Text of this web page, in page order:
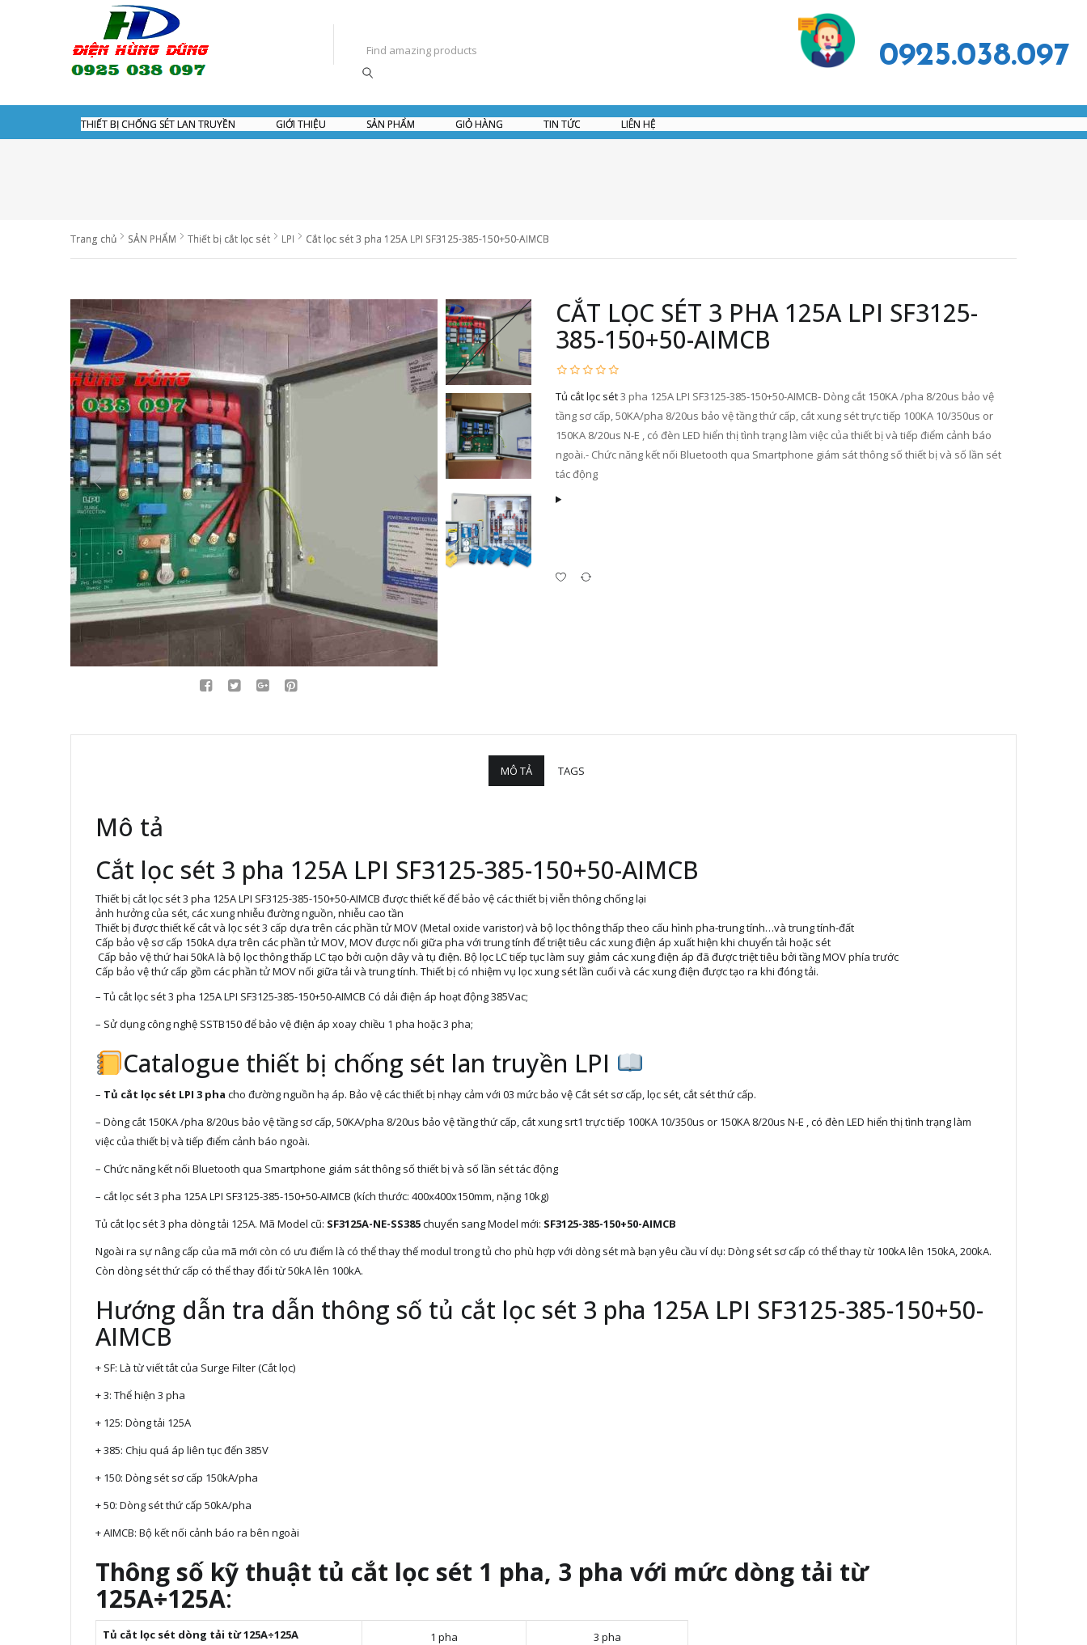
0925.038.097
THIẾT BỊ CHỐNG SÉT LAN TRUYỀN GIỚI THIỆU SẢN PHẨM GIỎ HÀNG TIN TỨC LIÊN HỆ
Trang chủ SẢN PHẨM Thiết bị cắt lọc sét LPI Cắt lọc sét 3 pha 125A LPI SF3125-385-150+50-AIMCB
CẮT LỌC SÉT 3 PHA 125A LPI SF3125-
385-150+50-AIMCB
Tủ cắt lọc sét3 pha 125A LPI SF3125-385-150+50-AIMCB- Dòng cắt 150KA /pha 8/20us bảo vệ
tầng sơ cấp, 50KA/pha 8/20us bảo vệ tầng thứ cấp, cắt xung sét trực tiếp 100KA 10/350us or
150KA 8/20us N-E , có đèn LED hiển thị tình trạng làm việc của thiết bị và tiếp điểm cảnh báo
ngoài.- Chức năng kết nối Bluetooth qua Smartphone giám sát thông số thiết bị và số lần sét
tác động
MÔ TẢ TAGS
Mô tả
Cắt lọc sét 3 pha 125ALPI SF3125-385-150+50-AIMCB
Thiết bị cắt lọc sét 3 pha 125A LPI SF3125-385-150+50-AIMCB được thiết kế để bảo vệ các thiết bị viễn thông chống lại
ảnh hưởng của sét, các xung nhiễu đường nguồn, nhiễu cao tần
Thiết bị được thiết kế cắt và lọc sét 3 cấp dựa trên các phần tử MOV (Metal oxide varistor) và bộ lọc thông thấp theo cấu hình pha-trung tính…và trung tính-đất
Cấp bảo vệ sơ cấp 150kA dựa trên các phần tử MOV, MOV được nối giữa pha với trung tính để triệt tiêu các xung điện áp xuất hiện khi chuyển tải hoặc sét
Cấp bảo vệ thứ hai 50kA là bộ lọc thông thấp LC tạo bởi cuộn dây và tụ điện. Bộ lọc LC tiếp tục làm suy giảm các xung điện áp đã được triệt tiêu bởi tầng MOV phía trước
Cấp bảo vệ thứ cấp gồm các phần tử MOV nối giữa tải và trung tính. Thiết bị có nhiệm vụ lọc xung sét lần cuối và các xung điện được tạo ra khi đóng tải.
– Tủ cắt lọc sét3 pha 125A LPI SF3125-385-150+50-AIMCB Có dải điện áp hoạt động 385Vac;
– Sử dụng công nghệ SSTB150 để bảo vệ điện áp xoay chiều 1 pha hoặc 3 pha;
Catalogue thiết bị chống sét lan truyền LPI
– Tủ cắt lọc sét LPI 3 pha cho đường nguồn hạ áp. Bảo vệ các thiết bị nhạy cảm với 03 mức bảo vệ Cắt sét sơ cấp, lọc sét, cắt sét thứ cấp.
– Dòng cắt 150KA /pha 8/20us bảo vệ tầng sơ cấp, 50KA/pha 8/20us bảo vệ tầng thứ cấp, cắt xung srt1 trực tiếp 100KA 10/350us or 150KA 8/20us N-E , có đèn LED hiển thị tình trạng làm
việc của thiết bị và tiếp điểm cảnh báo ngoài.
– Chức năng kết nối Bluetooth qua Smartphone giám sát thông số thiết bị và số lần sét tác động
– cắt lọc sét 3 pha 125A LPI SF3125-385-150+50-AIMCB (kích thước: 400x400x150mm, nặng 10kg)
Tủ cắt lọc sét 3 pha dòng tải 125A. Mã Model cũ: SF3125A-NE-SS385chuyển sang Model mới: SF3125-385-150+50-AIMCB
Ngoài ra sự nâng cấp của mã mới còn có ưu điểm là có thể thay thế modul trong tủ cho phù hợp với dòng sét mà bạn yêu cầu ví dụ: Dòng sét sơ cấp có thể thay từ 100kA lên 150kA, 200kA.
Còn dòng sét thứ cấp có thể thay đổi từ 50kA lên 100kA.
Hướng dẫn tra dẫn thông số tủ cắt lọc sét 3 pha 125A LPI SF3125-385-150+50-
AIMCB
+ SF: Là từ viết tắt của Surge Filter (Cắt lọc)
+ 3: Thể hiện 3 pha
+ 125: Dòng tải 125A
+ 385: Chịu quá áp liên tục đến 385V
+ 150: Dòng sét sơ cấp 150kA/pha
+ 50: Dòng sét thứ cấp 50kA/pha
+ AIMCB: Bộ kết nối cảnh báo ra bên ngoài
Thông số kỹ thuật tủ cắt lọc sét 1 pha, 3 pha với mức dòng tải từ
125A÷125A:
Tủ cắt lọc sét dòng tải từ 125A÷125A 1 pha 3 pha